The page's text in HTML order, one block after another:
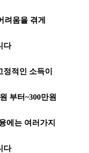
려움을 겪게
다
적인 소득이
부터~300만원
에는 여러가지
다